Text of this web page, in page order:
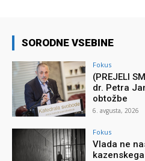
SORODNE VSEBINE
Fokus
(PREJELI
dr. Petra
obtožbe
6. avgusta, 2026
Fokus
Vlada ne